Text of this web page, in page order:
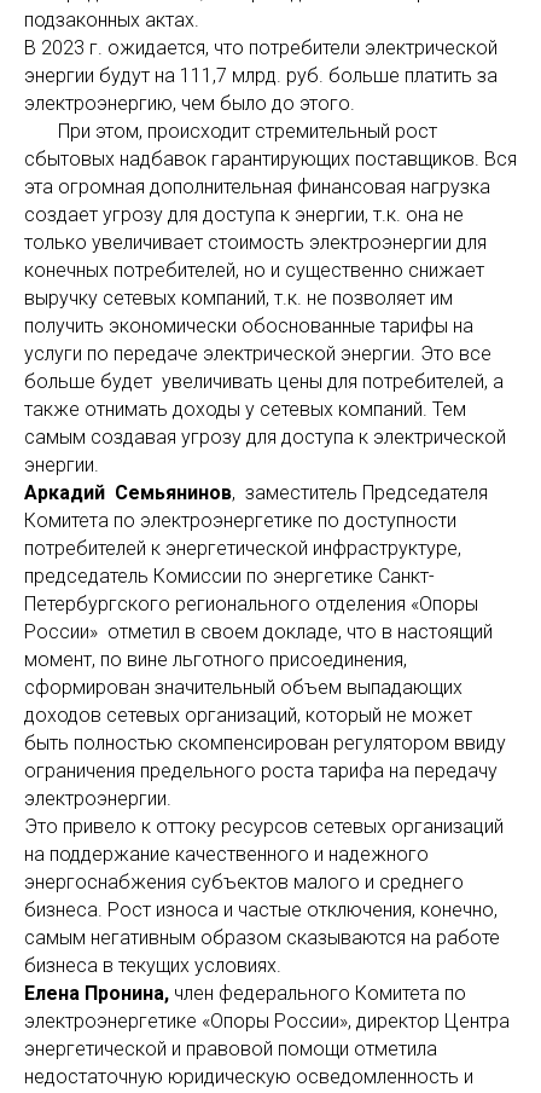
подзаконных актах.
В 2023 г. ожидается, что потребители электрической
энергии будут на 111,7 млрд. руб. больше платить за
электроэнергию, чем было до этого.
При этом, происходит стремительный рост
сбытовых надбавок гарантирующих поставщиков. Вся
эта огромная дополнительная финансовая нагрузка
создает угрозу для доступа к энергии, т.к. она не
только увеличивает стоимость электроэнергии для
конечных потребителей, но и существенно снижает
выручку сетевых компаний, т.к. не позволяет им
получить экономически обоснованные тарифы на
услуги по передаче электрической энергии. Это все
больше будет увеличивать цены для потребителей, а
также отнимать доходы у сетевых компаний. Тем
самым создавая угрозу для доступа к электрической
энергии.
Аркадий Семьянинов, заместитель Председателя
Комитета по электроэнергетике по доступности
потребителей к энергетической инфраструктуре,
председатель Комиссии по энергетике Санкт-
Петербургского регионального отделения «Опоры
России» отметил в своем докладе, что в настоящий
момент, по вине льготного присоединения,
сформирован значительный объем выпадающих
доходов сетевых организаций, который не может
быть полностью скомпенсирован регулятором ввиду
ограничения предельного роста тарифа на передачу
электроэнергии.
Это привело к оттоку ресурсов сетевых организаций
на поддержание качественного и надежного
энергоснабжения субъектов малого и среднего
бизнеса. Рост износа и частые отключения, конечно,
самым негативным образом сказываются на работе
бизнеса в текущих условиях.
Елена Пронина, член федерального Комитета по
электроэнергетике «Опоры России», директор Центра
энергетической и правовой помощи отметила
недостаточную юридическую осведомленность и